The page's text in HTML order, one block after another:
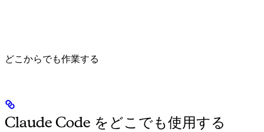
どこからでも作業する
Claude Code をどこでも使用する